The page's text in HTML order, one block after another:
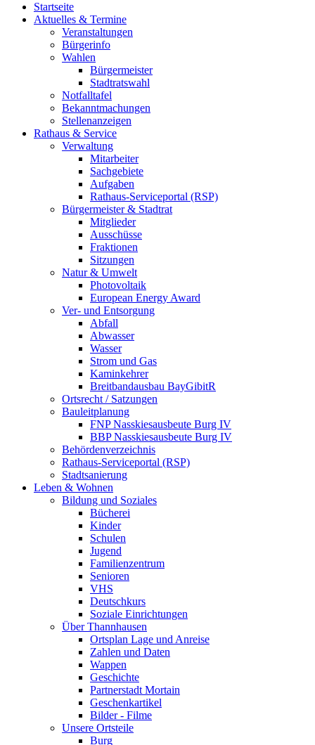
Startseite
Aktuelles & Termine
Veranstaltungen
Bürgerinfo
Wahlen
Bürgermeister
Stadtratswahl
Notfalltafel
Bekanntmachungen
Stellenanzeigen
Rathaus & Service
Verwaltung
Mitarbeiter
Sachgebiete
Aufgaben
Rathaus-Serviceportal (RSP)
Bürgermeister & Stadtrat
Mitglieder
Ausschüsse
Fraktionen
Sitzungen
Natur & Umwelt
Photovoltaik
European Energy Award
Ver- und Entsorgung
Abfall
Abwasser
Wasser
Strom und Gas
Kaminkehrer
Breitbandausbau BayGibitR
Ortsrecht / Satzungen
Bauleitplanung
FNP Nasskiesausbeute Burg IV
BBP Nasskiesausbeute Burg IV
Behördenverzeichnis
Rathaus-Serviceportal (RSP)
Stadtsanierung
Leben & Wohnen
Bildung und Soziales
Bücherei
Kinder
Schulen
Jugend
Familienzentrum
Senioren
VHS
Deutschkurs
Soziale Einrichtungen
Über Thannhausen
Ortsplan Lage und Anreise
Zahlen und Daten
Wappen
Geschichte
Partnerstadt Mortain
Geschenkartikel
Bilder - Filme
Unsere Ortsteile
Burg